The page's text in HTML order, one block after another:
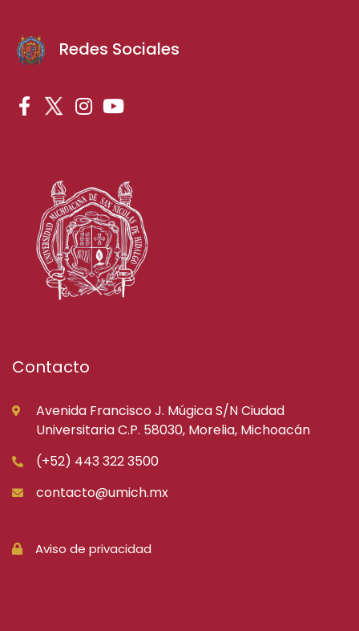
Redes Sociales
Contacto
Avenida Francisco J. Múgica S/N Ciudad
Universitaria C.P. 58030, Morelia, Michoacán
(+52) 443 322 3500
contacto@umich.mx
Aviso de privacidad